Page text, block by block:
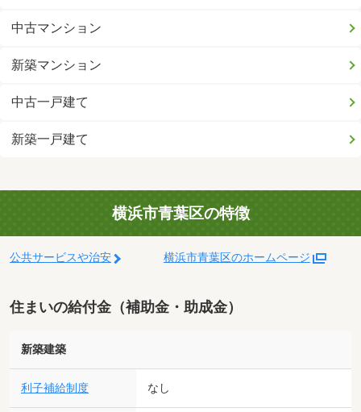
中古マンション
新築マンション
中古一戸建て
新築一戸建て
横浜市青葉区の特徴
公共サービスや治安 横浜市青葉区のホームページ
住まいの給付金（補助金・助成金）
新築建築
利子補給制度 なし